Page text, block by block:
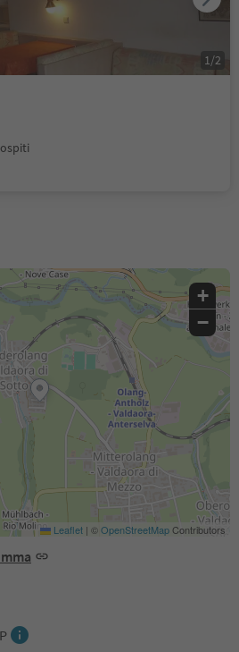
1 /2
+
−
Leaflet | ©OpenStreetMapContributors